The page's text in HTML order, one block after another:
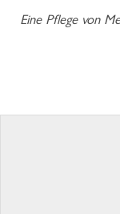
Eine Pflege von